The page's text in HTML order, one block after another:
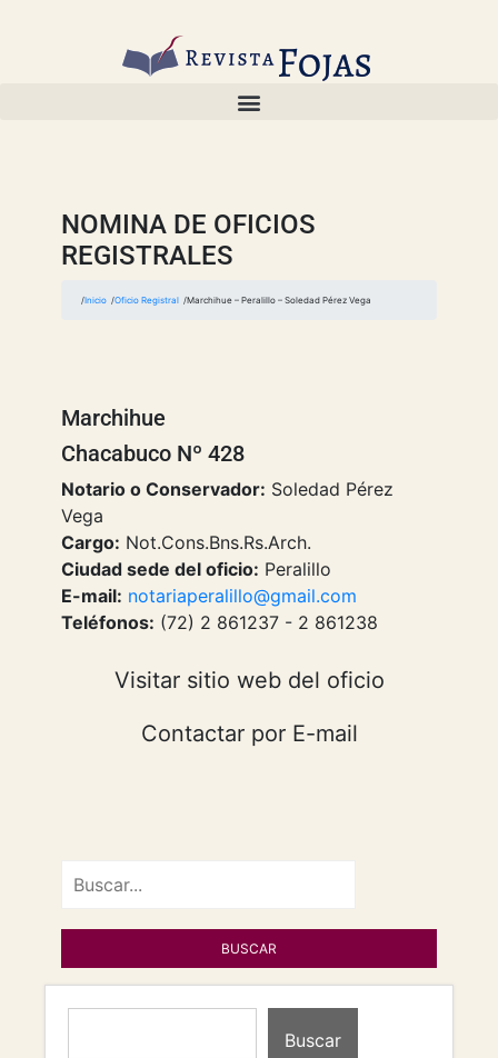
NOMINA DE OFICIOS
REGISTRALES
Inicio Oficio Registral Marchihue – Peralillo – Soledad Pérez Vega
Marchihue
Chacabuco Nº 428
Notario o Conservador: Soledad Pérez
Vega
Cargo: Not.Cons.Bns.Rs.Arch.
Ciudad sede del oficio: Peralillo
E-mail: notariaperalillo@gmail.com
Teléfonos: (72) 2 861237 - 2 861238
Visitar sitio web del oficio
Contactar por E-mail
Buscar